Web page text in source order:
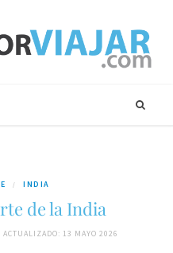
INDIA
de la India
ACTUALIZADO: 13 MAYO 2026